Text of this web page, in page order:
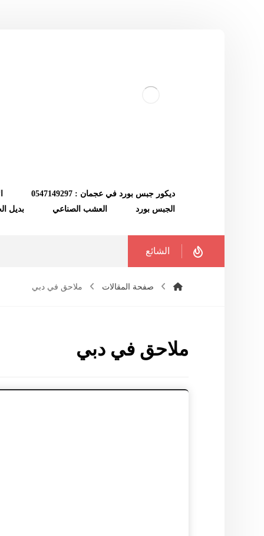
ديكور جبس بورد في عجمان : 0547149297
الجبس بورد
العشب الصناعي بديل
الشائع
صفحة المقالات ملاحق في دبي
ملاحق في دبي